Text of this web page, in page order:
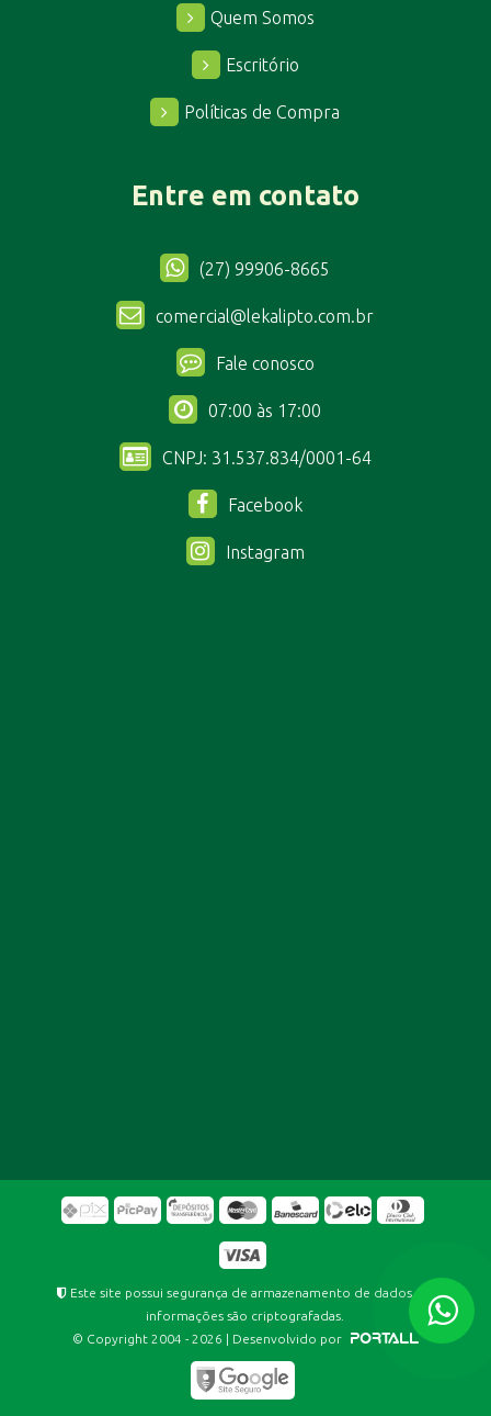
Quem Somos
Escritório
Políticas de Compra
Entre em contato
(27) 99906-8665
comercial@lekalipto.com.br
Fale conosco
07:00 às 17:00
CNPJ: 31.537.834/0001-64
Facebook
Instagram
Este site possui segurança de armazenamento de dados. As
informações são criptografadas.
© Copyright 2004 - 2026 | Desenvolvido por